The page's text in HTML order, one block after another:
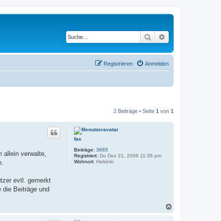
Suche
Anmelden
Registrieren
2 Beiträge • Seite 1 von 1
fax
Beiträge: 3665
Registriert: Do Dez 21, 2006 11:36 pm
Wohnort: Helsinki
verwalte,
evtl. gemerkt
die Beiträge und